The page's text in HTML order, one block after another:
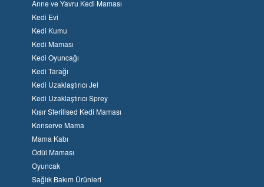
Anne ve Yavru Kedi Maması
Kedi Evi
Kedi Kumu
Kedi Maması
Kedi Oyuncağı
Kedi Tarağı
Kedi Uzaklaştırıcı Jel
Kedi Uzaklaştırıcı Sprey
Kısır Sterilised Kedi Maması
Konserve Mama
Mama Kabı
Ödül Maması
Oyuncak
Sağlık Bakım Ürünleri